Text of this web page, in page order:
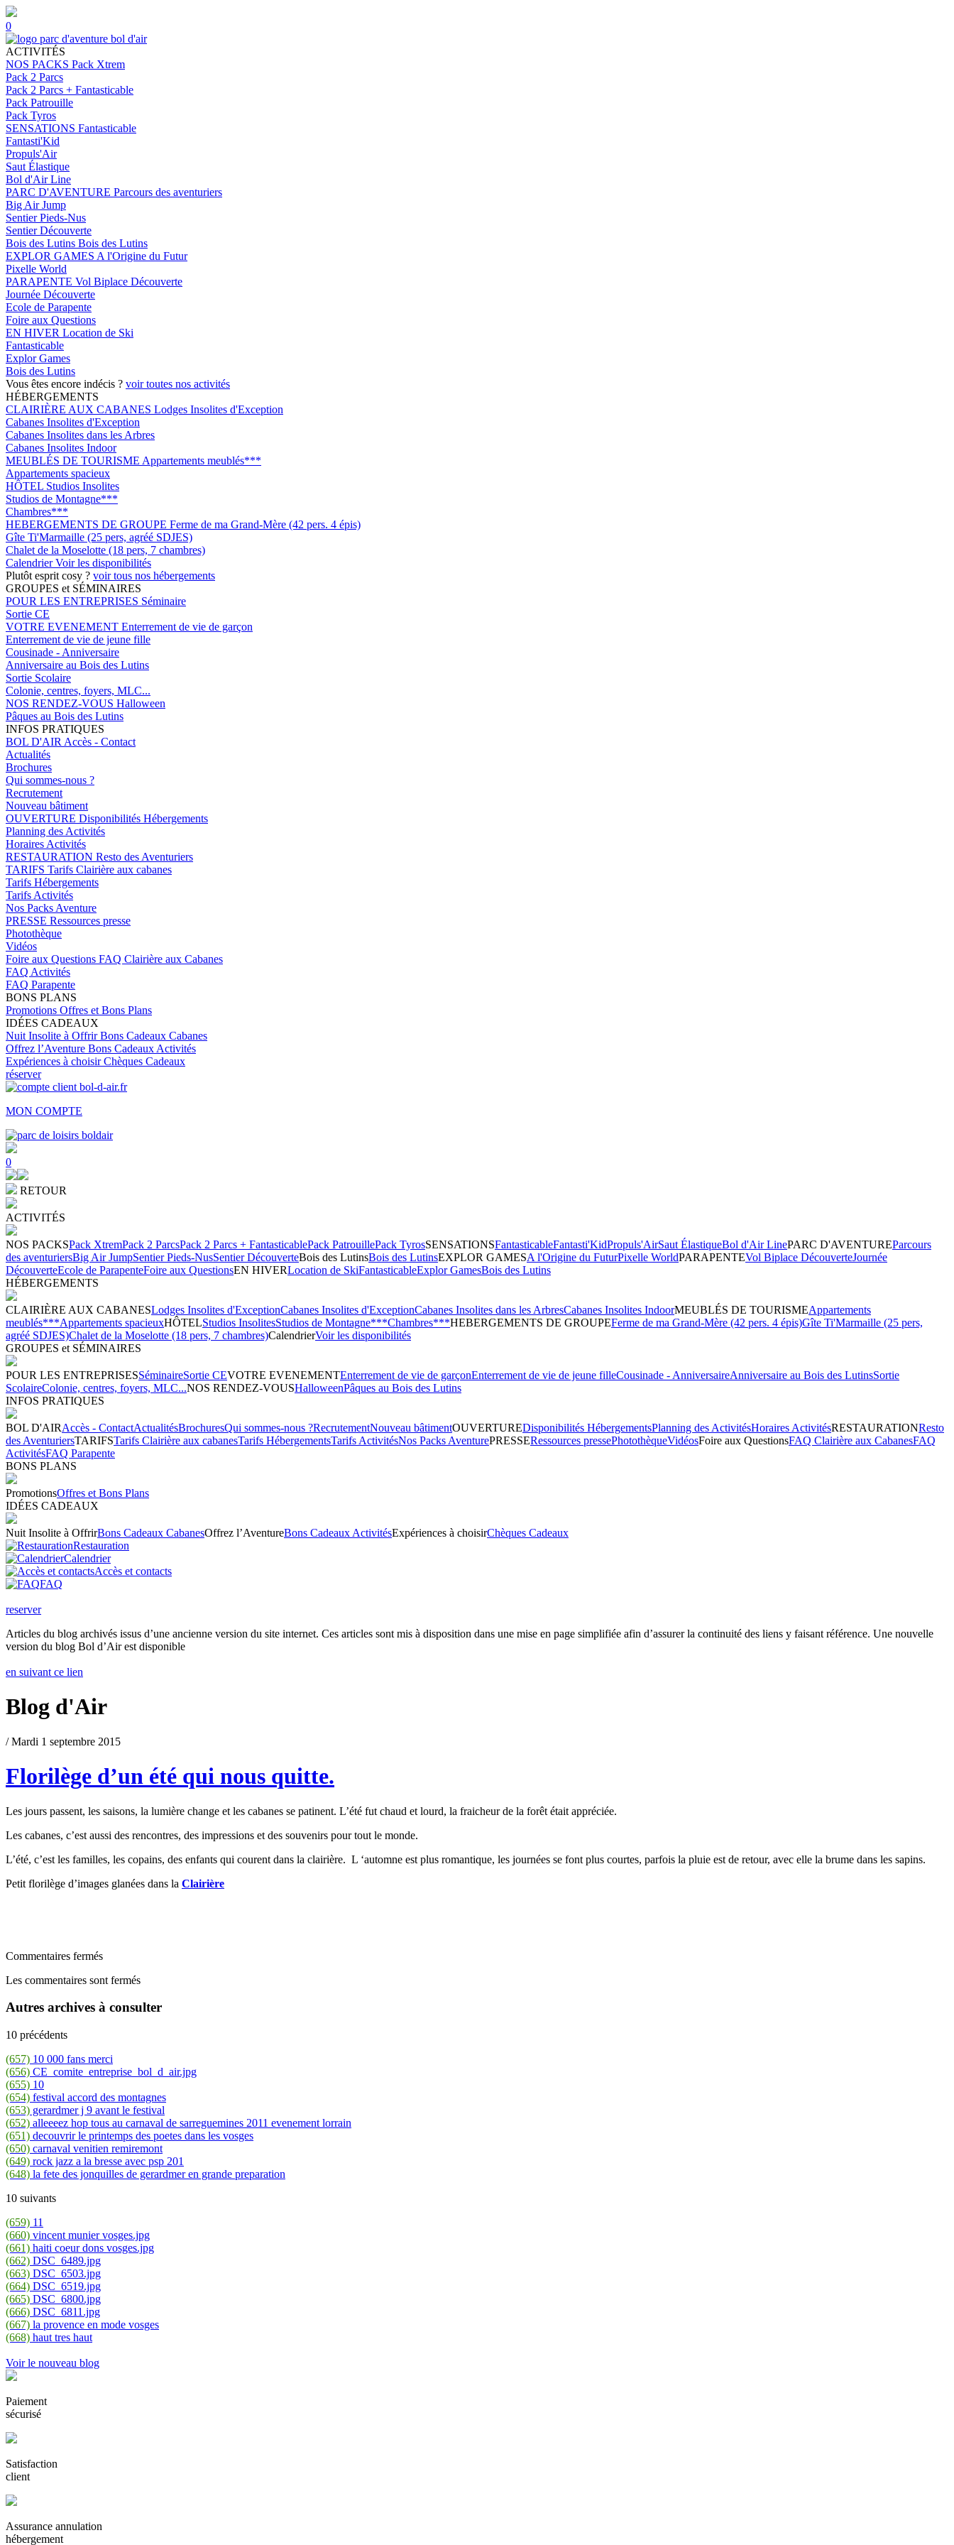
0
ACTIVITÉS
NOS PACKS Pack Xtrem
Pack 2 Parcs
Pack 2 Parcs + Fantasticable
Pack Patrouille
Pack Tyros
SENSATIONS Fantasticable
Fantasti'Kid
Propuls'Air
Saut Élastique
Bol d'Air Line
PARC D'AVENTURE Parcours des aventuriers
Big Air Jump
Sentier Pieds-Nus
Sentier Découverte
Bois des Lutins Bois des Lutins
EXPLOR GAMES A l'Origine du Futur
Pixelle World
PARAPENTE Vol Biplace Découverte
Journée Découverte
Ecole de Parapente
Foire aux Questions
EN HIVER Location de Ski
Fantasticable
Explor Games
Bois des Lutins
Vous êtes encore indécis ? voir toutes nos activités
HÉBERGEMENTS
CLAIRIÈRE AUX CABANES Lodges Insolites d'Exception
Cabanes Insolites d'Exception
Cabanes Insolites dans les Arbres
Cabanes Insolites Indoor
MEUBLÉS DE TOURISME Appartements meublés***
Appartements spacieux
HÔTEL Studios Insolites
Studios de Montagne***
Chambres***
HEBERGEMENTS DE GROUPE Ferme de ma Grand-Mère (42 pers. 4 épis)
Gîte Ti'Marmaille (25 pers, agréé SDJES)
Chalet de la Moselotte (18 pers, 7 chambres)
CalendrierVoir les disponibilités
Plutôt esprit cosy ? voir tous nos hébergements
GROUPES et SÉMINAIRES
POUR LES ENTREPRISES Séminaire
Sortie CE
VOTRE EVENEMENT Enterrement de vie de garçon
Enterrement de vie de jeune fille
Cousinade - Anniversaire
Anniversaire au Bois des Lutins
Sortie Scolaire
Colonie, centres, foyers, MLC...
NOS RENDEZ-VOUS Halloween
Pâques au Bois des Lutins
INFOS PRATIQUES
BOL D'AIR Accès - Contact
Actualités
Brochures
Qui sommes-nous ?
Recrutement
Nouveau bâtiment
OUVERTURE Disponibilités Hébergements
Planning des Activités
Horaires Activités
RESTAURATION Resto des Aventuriers
TARIFS Tarifs Clairière aux cabanes
Tarifs Hébergements
Tarifs Activités
Nos Packs Aventure
PRESSE Ressources presse
Photothèque
Vidéos
Foire aux Questions FAQ Clairière aux Cabanes
FAQ Activités
FAQ Parapente
BONS PLANS
Promotions Offres et Bons Plans
IDÉES CADEAUX
Nuit Insolite à OffrirBons Cadeaux Cabanes
Offrez l’Aventure Bons Cadeaux Activités
Expériences à choisirChèques Cadeaux
réserver
MON COMPTE
0
RETOUR
ACTIVITÉS
NOS PACKSPack XtremPack 2 ParcsPack 2 Parcs + FantasticablePack PatrouillePack TyrosSENSATIONSFantasticableFantasti'KidPropuls'AirSaut ÉlastiqueBol d'Air LinePARC D'AVENTUREParcours
des aventuriersBig Air JumpSentier Pieds-NusSentier DécouverteBois des LutinsBois des LutinsEXPLOR GAMESA l'Origine du FuturPixelle WorldPARAPENTEVol Biplace DécouverteJournée
DécouverteEcole de ParapenteFoire aux QuestionsEN HIVERLocation de SkiFantasticableExplor GamesBois des Lutins
HÉBERGEMENTS
CLAIRIÈRE AUX CABANESLodges Insolites d'ExceptionCabanes Insolites d'ExceptionCabanes Insolites dans les ArbresCabanes Insolites IndoorMEUBLÉS DE TOURISMEAppartements
meublés***Appartements spacieuxHÔTELStudios InsolitesStudios de Montagne***Chambres***HEBERGEMENTS DE GROUPEFerme de ma Grand-Mère (42 pers. 4 épis)Gîte Ti'Marmaille (25 pers,
agréé SDJES)Chalet de la Moselotte (18 pers, 7 chambres)CalendrierVoir les disponibilités
GROUPES et SÉMINAIRES
POUR LES ENTREPRISESSéminaireSortie CEVOTRE EVENEMENTEnterrement de vie de garçonEnterrement de vie de jeune filleCousinade - AnniversaireAnniversaire au Bois des LutinsSortie
ScolaireColonie, centres, foyers, MLC...NOS RENDEZ-VOUSHalloweenPâques au Bois des Lutins
INFOS PRATIQUES
BOL D'AIRAccès - ContactActualitésBrochuresQui sommes-nous ?RecrutementNouveau bâtimentOUVERTUREDisponibilités HébergementsPlanning des ActivitésHoraires ActivitésRESTAURATIONResto
des AventuriersTARIFSTarifs Clairière aux cabanesTarifs HébergementsTarifs ActivitésNos Packs AventurePRESSERessources pressePhotothèqueVidéosFoire aux QuestionsFAQ Clairière aux CabanesFAQ
ActivitésFAQ Parapente
BONS PLANS
PromotionsOffres et Bons Plans
IDÉES CADEAUX
Nuit Insolite à OffrirBons Cadeaux CabanesOffrez l’AventureBons Cadeaux ActivitésExpériences à choisirChèques Cadeaux
Restauration
Calendrier
Accès et contacts
FAQ
reserver
Articles du blog archivés issus d’une ancienne version du site internet. Ces articles sont mis à disposition dans une mise en page simplifiée afin d’assurer la continuité des liens y faisant référence. Une nouvelle
version du blog Bol d’Air est disponible
en suivant ce lien
Blog d'Air
/ Mardi 1 septembre 2015
Florilège d’un été qui nous quitte.
Les jours passent, les saisons, la lumière change et les cabanes se patinent. L’été fut chaud et lourd, la fraicheur de la forêt était appréciée.
Les cabanes, c’est aussi des rencontres, des impressions et des souvenirs pour tout le monde.
L’été, c’est les familles, les copains, des enfants qui courent dans la clairière. L ‘automne est plus romantique, les journées se font plus courtes, parfois la pluie est de retour, avec elle la brume dans les sapins.
Petit florilège d’images glanées dans la Clairière
Commentaires fermés
Les commentaires sont fermés
Autres archives à consulter
10 précédents
(657) 10 000 fans merci
(656) CE_comite_entreprise_bol_d_air.jpg
(655) 10
(654) festival accord des montagnes
(653) gerardmer j 9 avant le festival
(652) alleeeez hop tous au carnaval de sarreguemines 2011 evenement lorrain
(651) decouvrir le printemps des poetes dans les vosges
(650) carnaval venitien remiremont
(649) rock jazz a la bresse avec psp 201
(648) la fete des jonquilles de gerardmer en grande preparation
10 suivants
(659) 11
(660) vincent munier vosges.jpg
(661) haiti coeur dons vosges.jpg
(662) DSC_6489.jpg
(663) DSC_6503.jpg
(664) DSC_6519.jpg
(665) DSC_6800.jpg
(666) DSC_6811.jpg
(667) la provence en mode vosges
(668) haut tres haut
Voir le nouveau blog
Paiement
sécurisé
Satisfaction
client
Assurance annulation
hébergement